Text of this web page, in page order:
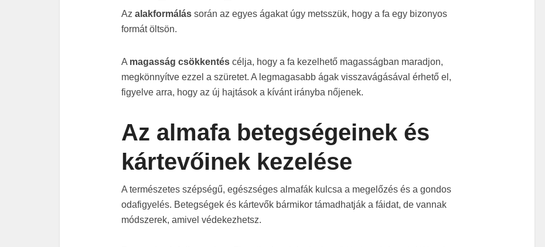
Az alakformálás során az egyes ágakat úgy metsszük, hogy a fa egy bizonyos
formát öltsön.
A magasság csökkentés célja, hogy a fa kezelhető magasságban maradjon,
megkönnyítve ezzel a szüretet. A legmagasabb ágak visszavágásával érhető el,
figyelve arra, hogy az új hajtások a kívánt irányba nőjenek.
Az almafa betegségeinek és
kártevőinek kezelése
A természetes szépségű, egészséges almafák kulcsa a megelőzés és a gondos
odafigyelés. Betegségek és kártevők bármikor támadhatják a fáidat, de vannak
módszerek, amivel védekezhetsz.